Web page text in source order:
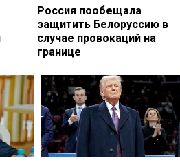
Россия пообещала
защитить Белоруссию в
случае провокаций на
границе